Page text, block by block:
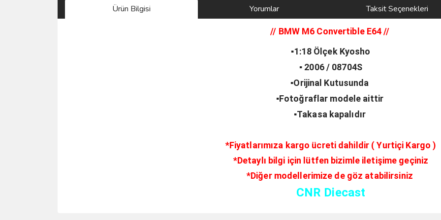
Ürün Bilgisi Yorumlar Taksit Seçenekleri
// BMW M6 Convertible E64//
▪️1:18 Ölçek Kyosho
▪️ 2006 / 08704S
▪️Orijinal Kutusunda
▪️Fotoğraflar modele aittir
▪️Takasa kapalıdır
*Fiyatlarımıza kargo ücreti dahildir ( Yurtiçi Kargo )
*Detaylı bilgi için lütfen bizimle iletişime geçiniz
*Diğer modellerimize de göz atabilirsiniz
CNR Diecast